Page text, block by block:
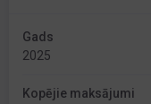
Gads
2025
Kopējie maksājumi